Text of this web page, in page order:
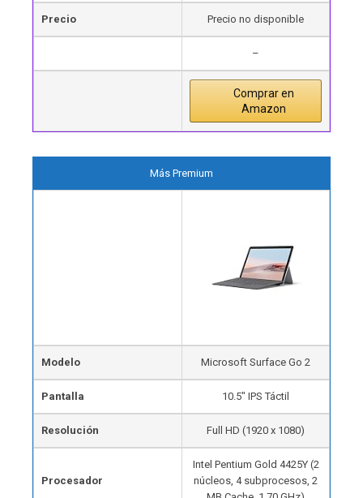
Precio Precio no disponible
–
Comprar en
Amazon
Más Premium
Modelo Microsoft Surface Go 2
Pantalla 10.5″ IPS Táctil
Resolución Full HD (1920 x 1080)
Procesador
Intel Pentium Gold 4425Y (2
núcleos, 4 subprocesos, 2